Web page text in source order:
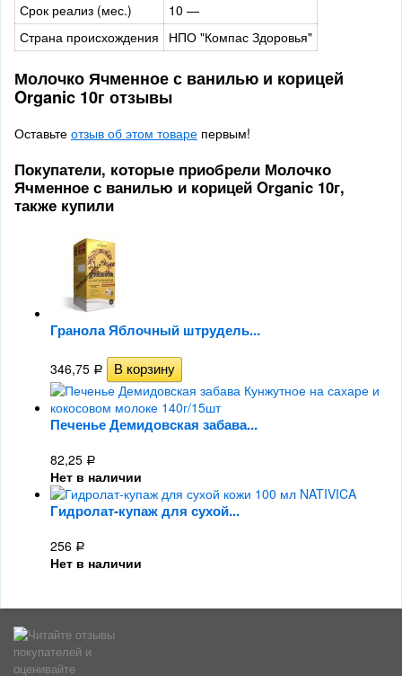
Срок реализ (мес.)
10 —
Страна происхождения
НПО "Компас Здоровья"
Молочко Ячменное с ванилью и корицей
Organic 10г отзывы
Оставьте отзыв об этом товаре первым!
Покупатели, которые приобрели Молочко
Ячменное с ванилью и корицей Organic 10г,
также купили
Гранола Яблочный штрудель...
346,75 Р
Печенье Демидовская забава...
82,25 Р
Нет в наличии
Гидролат-купаж для сухой...
256 Р
Нет в наличии